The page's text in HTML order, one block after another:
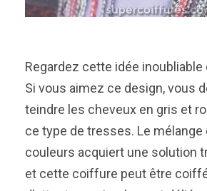
Regardez cette idée
Si vous aimez ce design, vous
teindre les cheveux en gris et
ce type de tresses. Le mélange
couleurs acquiert une solution
et cette coiffure peut être